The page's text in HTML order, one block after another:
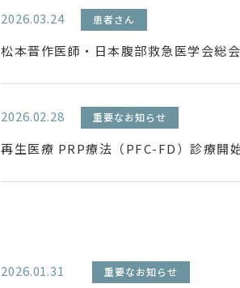
2026.03.24 患者さん
松本晋作医師・日本腹部救急医学会総
2026.02.28 重要なお知らせ
再生医療 PRP療法（PFC-FD）診療開
2026.01.31 重要なお知らせ